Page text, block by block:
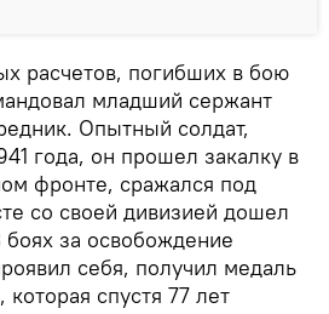
расчетов, погибших в бою
младший сержант
Опытный солдат,
года, он прошел закалку в
фронте, сражался под
со своей дивизией дошел
за освобождение
себя, получил медаль
спустя 77 лет